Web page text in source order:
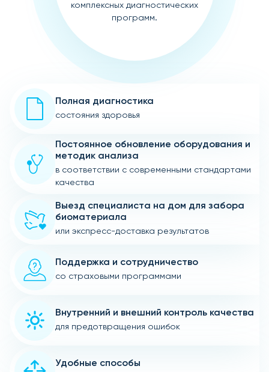
комплексных диагностических
программ.
Полная диагностика
состояния здоровья
Постоянное обновление оборудования и
методик анализа
в соответствии с современными стандартами
качества
Выезд специалиста на дом для забора
биоматериала
или экспресс-доставка результатов
Поддержка и сотрудничество
со страховыми программами
Внутренний и внешний контроль качества
для предотвращения ошибок
Удобные способы